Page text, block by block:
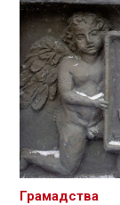
Грамадства